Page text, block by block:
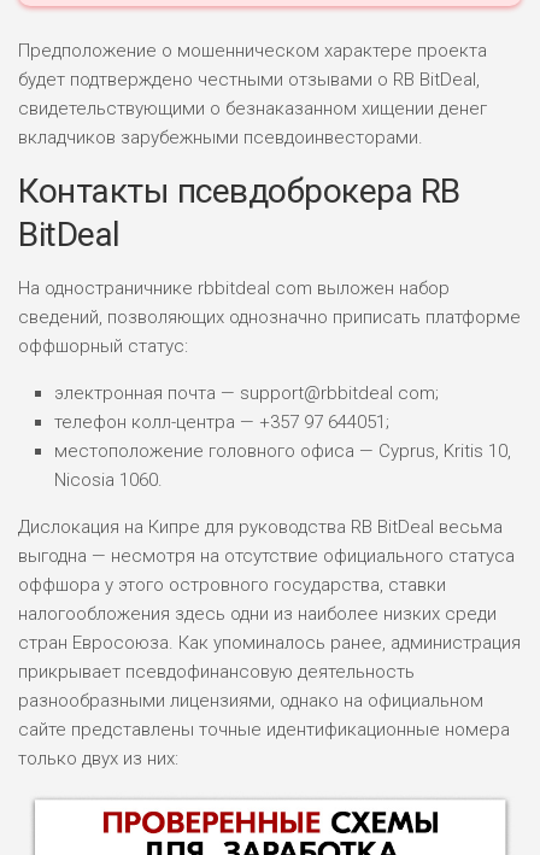
Предположение о мошенническом характере проекта
будет подтверждено честными отзывами о RB BitDeal,
свидетельствующими о безнаказанном хищении денег
вкладчиков зарубежными псевдоинвесторами.
Контакты псевдоброкера RB
BitDeal
На одностраничнике rbbitdeal com выложен набор
сведений, позволяющих однозначно приписать платформе
оффшорный статус:
электронная почта — support@rbbitdeal com;
телефон колл-центра — +357 97 644051;
местоположение головного офиса — Cyprus, Kritis 10,
Nicosia 1060.
Дислокация на Кипре для руководства RB BitDeal весьма
выгодна — несмотря на отсутствие официального статуса
оффшора у этого островного государства, ставки
налогообложения здесь одни из наиболее низких среди
стран Евросоюза. Как упоминалось ранее, администрация
прикрывает псевдофинансовую деятельность
разнообразными лицензиями, однако на официальном
сайте представлены точные идентификационные номера
только двух из них: